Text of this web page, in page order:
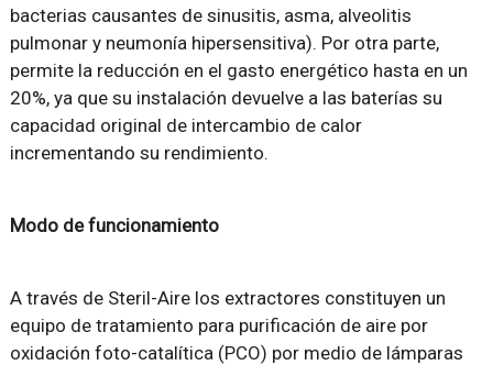
bacterias causantes de sinusitis, asma, alveolitis
pulmonar y neumonía hipersensitiva). Por otra parte,
permite la reducción en el gasto energético hasta en un
20%, ya que su instalación devuelve a las baterías su
capacidad original de intercambio de calor
incrementando su rendimiento.
Modo de funcionamiento
A través de Steril-Aire los extractores constituyen un
equipo de tratamiento para purificación de aire por
oxidación foto-catalítica (PCO) por medio de lámparas